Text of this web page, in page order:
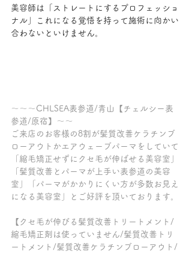
美容師は「ストレートにするプロフェッショ
ナル」これになる覚悟を持って施術に向かい
合わないといけません。
～～～CHLSEA表参道/青山【チェルシー表
参道/原宿】～～
ご来店のお客様の8割が髪質改善ケラチンブ
ローアウトかエアウェーブパーマをしていて
「縮毛矯正せずにクセ毛が伸ばせる美容室」
「髪質改善とパーマが上手い表参道の美容
室」「パーマがかかりにくい方が多数お見え
になる美容室」とご好評を頂いております。
【クセ毛が伸びる髪質改善トリートメント/
縮毛矯正剤は使っていません/髪質改善トリ
ートメント/髪質改善ケラチンブローアウト/